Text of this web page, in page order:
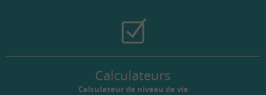
Calculateurs
Calculateur de niveau de vie